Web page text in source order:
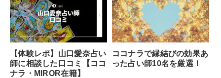
【体験レポ】山口愛奈占い
師に相談した口コミ【ココ
ナラ・MIROR在籍】
ココナラで縁結びの効果あ
った占い師10名を厳選！